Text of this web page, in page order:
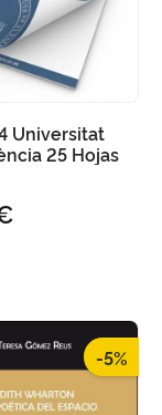
Universitat
25 Hojas
-5%